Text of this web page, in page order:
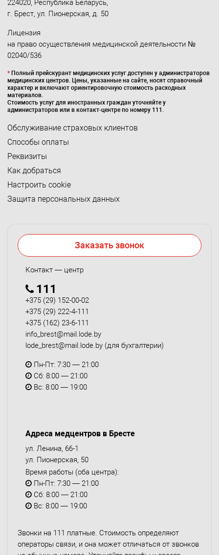
224020, Республика Беларусь,
г. Брест, ул. Пионерская, д. 50
Лицензия
на право осуществления медицинской деятельности №
02040/536
* Полный прейскурант медицинских услуг доступен у администраторов
медицинских центров. Цены, указанные на сайте, носят справочный
характер и включают ориентировочную стоимость расходных
материалов.
Стоимость услуг для иностранных граждан уточняйте у
администраторов или в контакт-центре по номеру 111.
Обслуживание страховых клиентов
Способы оплаты
Реквизиты
Как добраться
Настроить cookie
Защита персональных данных
Заказать звонок
Контакт — центр
111
+375 (29) 152-00-02
+375 (29) 222-4-111
+375 (162) 23-6-111
info_brest@mail.lode.by
lode_brest@mail.lode.by (для бухгалтерии)
Пн-Пт: 7:30 — 21:00
Сб: 8:00 — 21:00
Вс: 8:00 — 19:00
Адреса медцентров в Бресте
ул. Ленина, 66-1
ул. Пионерская, 50
Время работы (оба центра):
Пн-Пт: 7:30 — 21:00
Сб: 8:00 — 21:00
Вс: 8:00 — 19:00
Звонки на 111 платные. Стоимость определяют
операторы связи, и она может отличаться от звонков